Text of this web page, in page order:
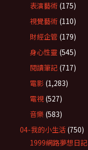
表演藝術 (175)
視覺藝術 (110)
財經企管 (179)
身心性靈 (545)
閱讀筆記 (717)
電影 (1,283)
電視 (527)
音樂 (583)
04-我的小生活 (750)
1999網路夢想日記